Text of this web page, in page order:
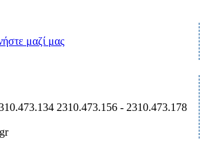
μαζί μας
2310.473.156 - 2310.473.178